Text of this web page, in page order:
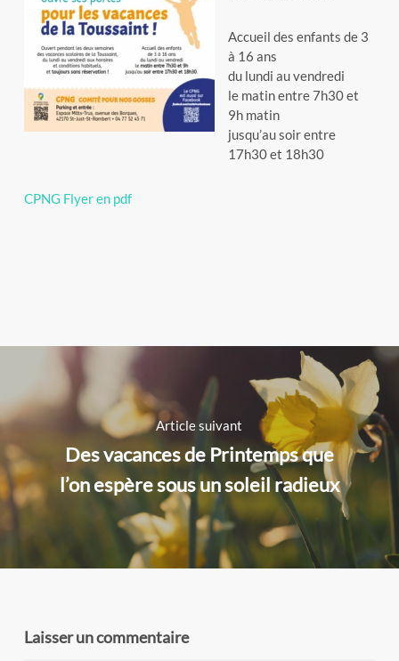
Accueil des enfants de 3
à 16 ans
du lundi au vendredi
le matin entre 7h30 et
9h matin
jusqu’au soir entre
17h30 et 18h30
CPNG Flyer en pdf
Article suivant
Des vacances de Printemps que
l’on espère sous un soleil radieux
Laisser un commentaire